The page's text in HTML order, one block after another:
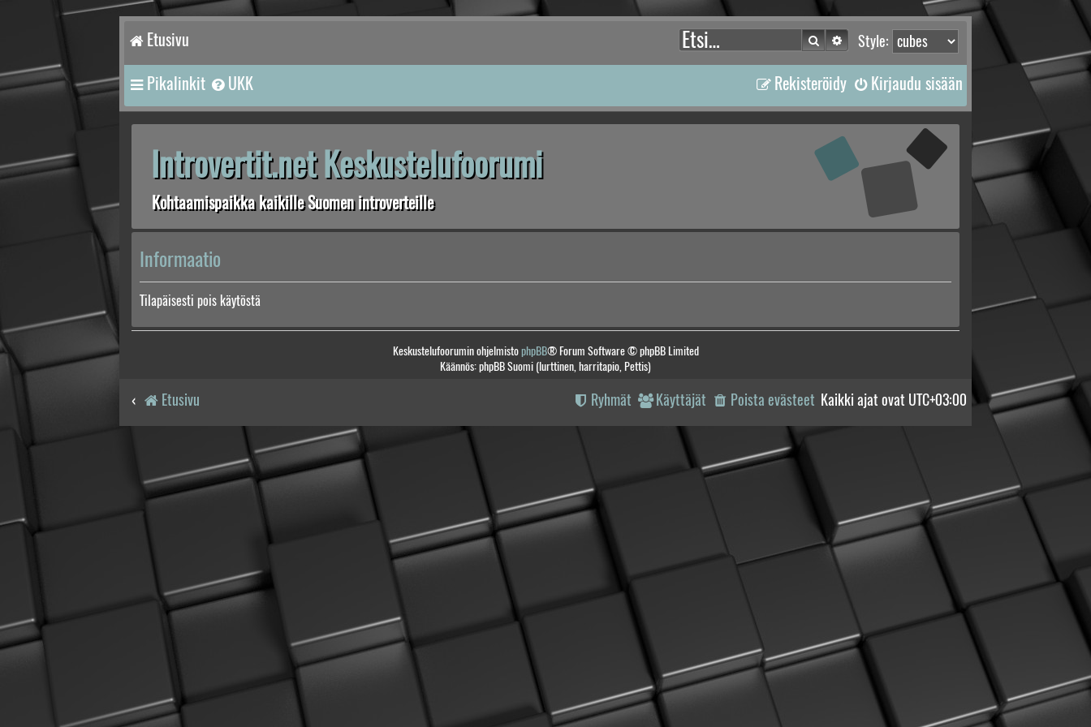
Etusivu Style:
Etsi Tarkennettu haku
Pikalinkit UKK Kirjaudu sisään
Rekisteröidy
Introvertit.net Keskustelufoorumi
Kohtaamispaikka kaikille Suomen introverteille
Informaatio
Tilapäisesti pois käytöstä
Keskustelufoorumin ohjelmistophpBB® Forum Software © phpBB Limited
Käännös: phpBB Suomi (lurttinen, harritapio, Pettis)
Etusivu Kaikki ajat ovat UTC+03:00
Poista evästeet
Käyttäjät
Ryhmät